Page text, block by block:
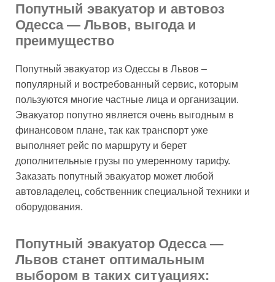
Попутный эвакуатор и автовоз
Одесса — Львов, выгода и
преимущество
Попутный эвакуатор из Одессы в Львов –
популярный и востребованный сервис, которым
пользуются многие частные лица и организации.
Эвакуатор попутно является очень выгодным в
финансовом плане, так как транспорт уже
выполняет рейс по маршруту и берет
дополнительные грузы по умеренному тарифу.
Заказать попутный эвакуатор может любой
автовладелец, собственник специальной техники и
оборудования.
Попутный эвакуатор Одесса —
Львов станет оптимальным
выбором в таких ситуациях: